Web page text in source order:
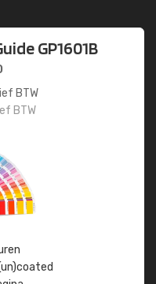
GP1601B
BTW
BTW